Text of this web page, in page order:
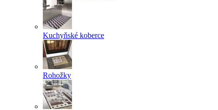
Kuchyňské koberce
Rohožky